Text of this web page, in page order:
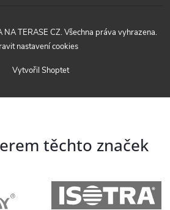
Vytvořil Shoptet
NA TERASE CZ. Všechna práva vyhrazena.
nastavení cookies
těchto značek